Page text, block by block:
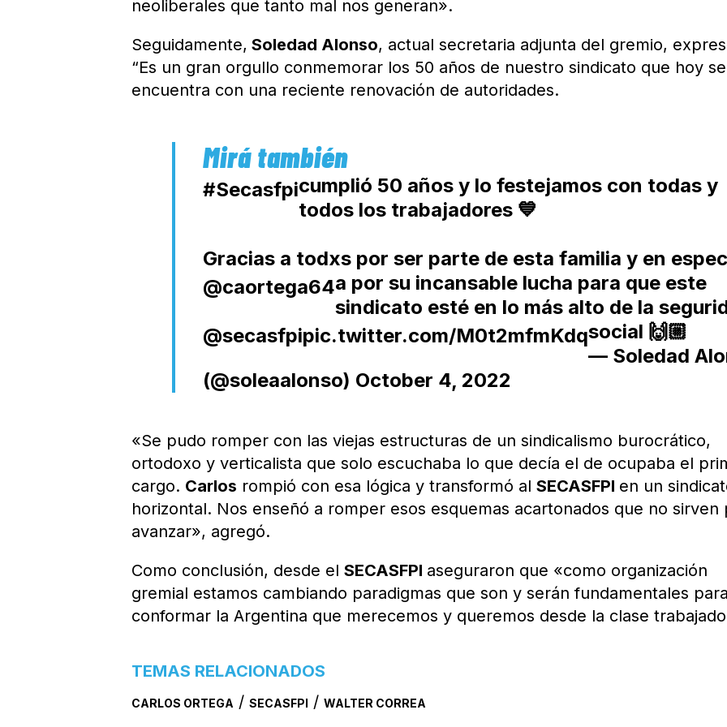
neoliberales que tanto mal nos generan».
Seguidamente, Soledad Alonso, actual secretaria adjunta del gremio,
“Es un gran orgullo conmemorar los 50 años de nuestro sindicato que hoy se
encuentra con una reciente renovación de autoridades.
#Secasfpicumplió 50 años y lo festejamos con todas y
todos los trabajadores 💙
Gracias a todxs por ser parte de esta familia y en
a
@caortega64
por su incansable lucha para que este
sindicato esté en lo más alto de la
social 🙌🏼
@secasfpipic.twitter.com/M0t2mfmKdq
— Soledad
(@soleaalonso) October 4, 2022
«Se pudo romper con las viejas estructuras de un sindicalismo burocrático,
ortodoxo y verticalista que solo escuchaba lo que decía el de ocupaba el
cargo. Carlos rompió con esa lógica y transformó alSECASFPI en un
horizontal. Nos enseñó a romper esos esquemas acartonados que no sirven
avanzar», agregó.
Como conclusión, desde elSECASFPI aseguraron que «como organización
gremial estamos cambiando paradigmas que son y serán fundamentales para
conformar la Argentina que merecemos y queremos desde la clase
TEMAS RELACIONADOS
CARLOS ORTEGA /SECASFPI /WALTER CORREA